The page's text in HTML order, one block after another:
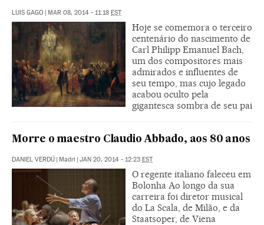
LUIS GAGO | MAR 08, 2014 - 11:18 EST
Hoje se comemora o terceiro
centenário do nascimento de
Carl Philipp Emanuel Bach,
um dos compositores mais
admirados e influentes de
seu tempo, mas cujo legado
acabou oculto pela
gigantesca sombra de seu pai
Morre o maestro Claudio Abbado, aos 80 anos
DANIEL VERDÚ | Madri | JAN 20, 2014 - 12:23 EST
O regente italiano faleceu em
Bolonha Ao longo da sua
carreira foi diretor musical
do La Scala, de Milão, e da
Staatsoper, de Viena